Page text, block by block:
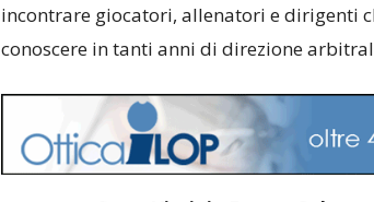
incontrare giocatori, allenatori e dirigenti
conoscere in tanti anni di direzione